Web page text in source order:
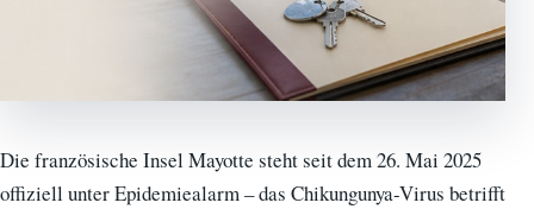
Die französische Insel Mayotte steht seit dem 26. Mai 2025
offiziell unter Epidemiealarm – das Chikungunya-Virus betrifft